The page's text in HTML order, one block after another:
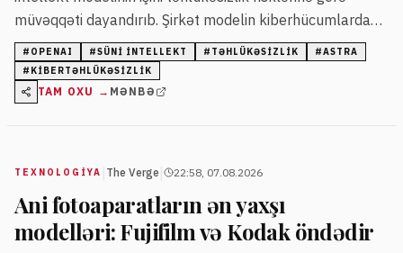
müvəqqəti dayandırıb. Şirkət modelin kiberhücumlardakı
mümkün təhlükələrini qiymətləndirir və əlavə qoruyucu
tədbirlər tətbiq edir.
# OPENAI #SÜNI INTELLEKT # TƏHLÜKƏSIZLIK #ASTRA
# KIBERTƏHLÜKƏSIZLIK
TAM OXU → MƏNBƏ
TEXNOLOGIYA The Verge 22:58, 07.08.2026
Ani fotoaparatların ən yaxşı
modelləri: Fujifilm və Kodak öndədir